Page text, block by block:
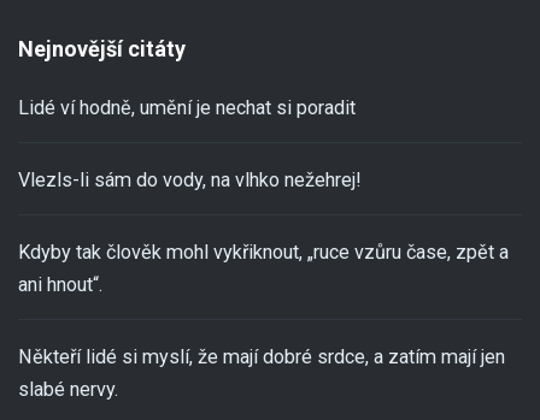
Nejnovější citáty
Lidé ví hodně, umění je nechat si poradit
Vlezls-li sám do vody, na vlhko nežehrej!
Kdyby tak člověk mohl vykřiknout, „ruce vzůru čase, zpět a
ani hnout“.
Někteří lidé si myslí, že mají dobré srdce, a zatím mají jen
slabé nervy.